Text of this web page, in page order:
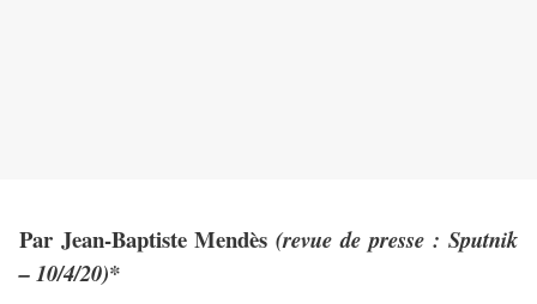
Par Jean-Baptiste Mendès(revue de presse : Sputnik
– 10/4/20)*